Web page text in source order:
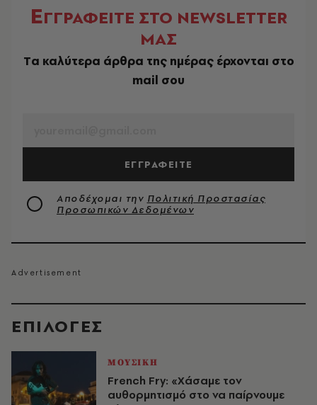
EΠΙΛΟΓΈΣ
ΜΟΥΣΙΚΗ
French Fry: «Χάσαμε τον
αυθορμητισμό στο να παίρνουμε
ΕΓΓΡΑΦΕΙΤΕ ΣΤΟ NEWSLETTER
ΜΑΣ
Tα καλύτερα άρθρα της ημέρας έρχονται στο
mail σου
ΕΓΓΡΑΦΕΙΤΕ
Αποδέχομαι την Πολιτική Προστασίας
Προσωπικών Δεδομένων